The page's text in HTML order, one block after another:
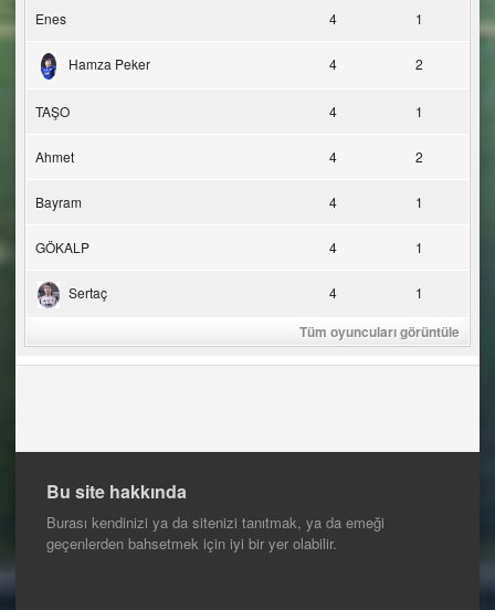
Enes 4 1
Hamza Peker 4 2
TAŞO 4 1
Ahmet 4 2
Bayram 4 1
GÖKALP 4 1
Sertaç 4 1
Tüm oyuncuları görüntüle
Bu site hakkında
Burası kendinizi ya da sitenizi tanıtmak, ya da emeği
geçenlerden bahsetmek için iyi bir yer olabilir.